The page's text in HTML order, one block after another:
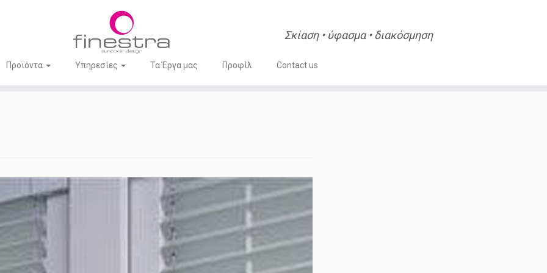
Σκίαση • ύφασμα • διακόσμηση
Προϊόντα Υπηρεσίες Τα Έργα μας Προφίλ Contact us